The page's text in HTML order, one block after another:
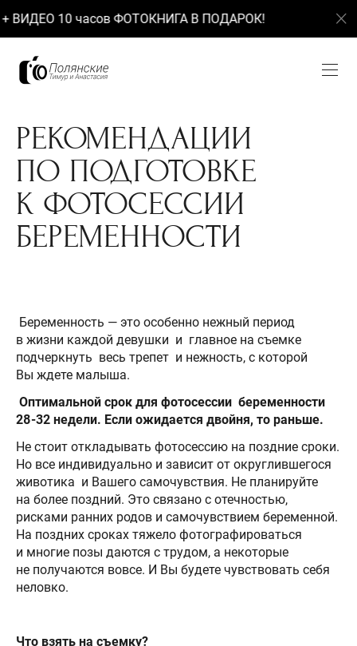
ВИДЕО 10 часов ФОТОКНИГА В ПОДАРОК! При
РЕКОМЕНДАЦИИ
ПО ПОДГОТОВКЕ
К ФОТОСЕССИИ
БЕРЕМЕННОСТИ
Беременность — это особенно нежный период
в жизни каждой девушки и главное на съемке
подчеркнуть весь трепет и нежность, с которой
Вы ждете малыша.
Оптимальной срок для фотосессии беременности
28-32 недели. Если ожидается двойня, то раньше.
Не стоит откладывать фотосессию на поздние сроки.
Но все индивидуально и зависит от округлившегося
животика и Вашего самочувствия. Не планируйте
на более поздний. Это связано с отечностью,
рисками ранних родов и самочувствием беременной.
На поздних сроках тяжело фотографироваться
и многие позы даются с трудом, а некоторые
не получаются вовсе. И Вы будете чувствовать себя
неловко.
Что взять на съемку?